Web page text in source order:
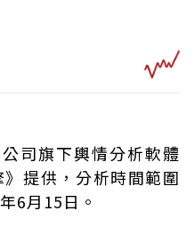
司旗下輿情分析軟體
》提供，分析時間範圍
6月15日。